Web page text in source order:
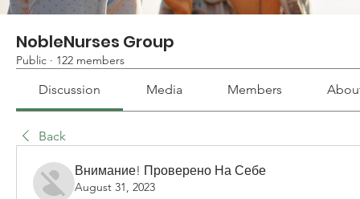
NobleNurses Group
Public · 122 members
Discussion Media Members
Back
Внимание! Проверено На Себе
August 31, 2023